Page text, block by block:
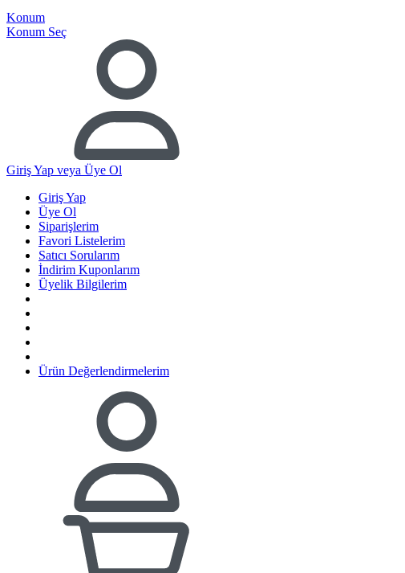
Konum
Konum Seç
Giriş Yap veya Üye Ol
Giriş Yap
Üye Ol
Siparişlerim
Favori Listelerim
Satıcı Sorularım
İndirim Kuponlarım
Üyelik Bilgilerim
Ürün Değerlendirmelerim